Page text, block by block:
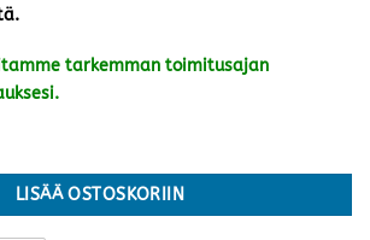
tarkemman toimitusajan
matala, beige/tiikki määrä
LISÄÄ OSTOSKORIIN